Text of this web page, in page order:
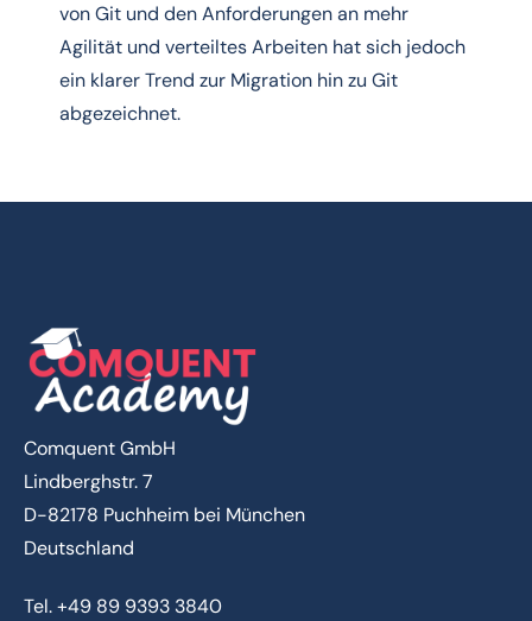
von Git und den Anforderungen an mehr
Agilität und verteiltes Arbeiten hat sich jedoch
ein klarer Trend zur Migration hin zu Git
abgezeichnet.
Comquent GmbH
Lindberghstr. 7
D-82178 Puchheim bei München
Deutschland
Tel.+49 89 9393 3840